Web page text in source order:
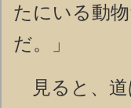
たにいる動
だ。」
見ると、道